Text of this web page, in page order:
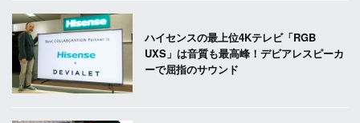
ハイセンスの最上位4Kテレビ「RGB
UXS」は音質も最高峰！デビアレスピーカ
ーで屈指のサウンド